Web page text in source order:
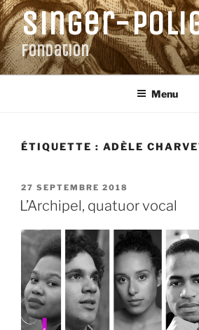
Aller
au
contenu
principal
Singer-
Fondation
Menu
ÉTIQUETTE : ADÈLE
PUBLIÉ
LE
27 SEPTEMBRE 2018
L’Archipel, quatuor vocal